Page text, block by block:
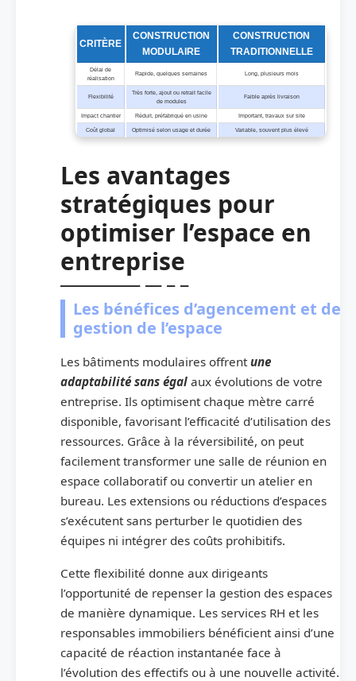
CRITÈRE
CONSTRUCTION
MODULAIRE
CONSTRUCTION
TRADITIONNELLE
Délai de
réalisation
Rapide, quelques semaines Long, plusieurs mois
Flexibilité
Très forte, ajout ou retrait facile
de modules
Faible après livraison
Impact chantier Réduit, préfabriqué en usine Important, travaux sur site
Coût global Optimisé selon usage et durée Variable, souvent plus élevé
Les avantages
stratégiques pour
optimiser l’espace en
entreprise
Les bénéfices d’agencement et de
gestion de l’espace
Les bâtiments modulaires offrent une
adaptabilité sans égal aux évolutions de votre
entreprise. Ils optimisent chaque mètre carré
disponible, favorisant l’efficacité d’utilisation des
ressources. Grâce à la réversibilité, on peut
facilement transformer une salle de réunion en
espace collaboratif ou convertir un atelier en
bureau. Les extensions ou réductions d’espaces
s’exécutent sans perturber le quotidien des
équipes ni intégrer des coûts prohibitifs.
Cette flexibilité donne aux dirigeants
l’opportunité de repenser la gestion des espaces
de manière dynamique. Les services RH et les
responsables immobiliers bénéficient ainsi d’une
capacité de réaction instantanée face à
l’évolution des effectifs ou à une nouvelle activité.